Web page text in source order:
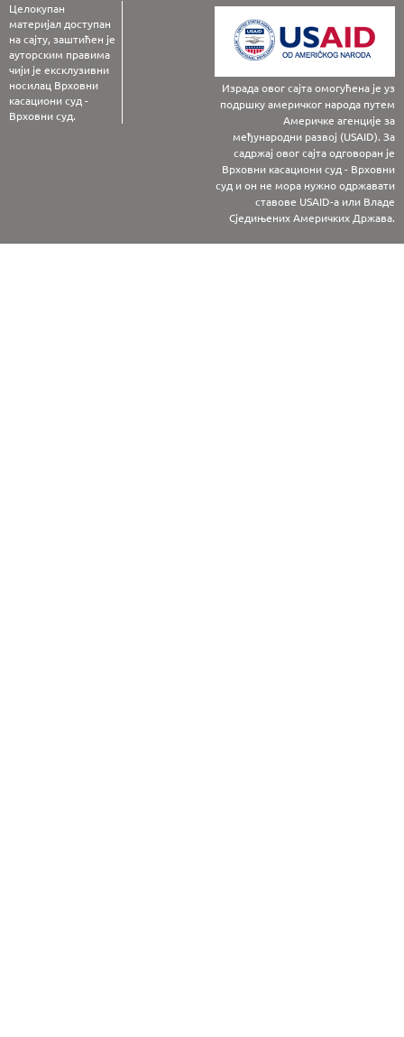
Целокупан
материјал доступан
на сајту, заштићен је
ауторским правима
чији је ексклузивни
носилац Врховни
касациони суд -
Врховни суд.
Израда овог сајта омогућена је уз
подршку америчког народа путем
Америчке агенције за
међународни развој (USAID). За
садржај овог сајта одговоран је
Врховни касациони суд - Врховни
суд и он не мора нужно одржавати
ставове USAID-а или Владе
Сједињених Америчких Држава.